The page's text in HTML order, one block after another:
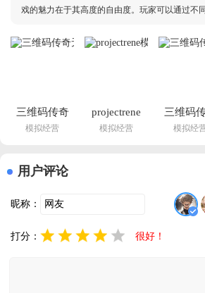
戏的魅力在于其高度的自由度。玩家可以通过不
置，这些都会直接影响顾客的满意度和经营效益
三维码传奇
无限金币版
威玛传
免费版
模拟经营
projectrene
模拟人生免
模拟经营
三维码
破解版无
最新
模拟经
用户评论
昵称：
打分： 很好！